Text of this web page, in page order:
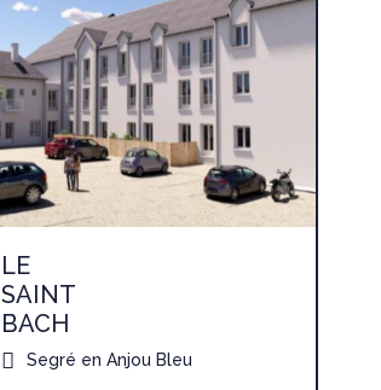
LE
SAINT
BACH
Segré en Anjou Bleu